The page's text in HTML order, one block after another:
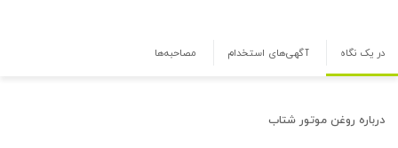
در یک نگاه آگهی‌های استخدام مصاحبه‌ها
درباره روغن موتور شتاب